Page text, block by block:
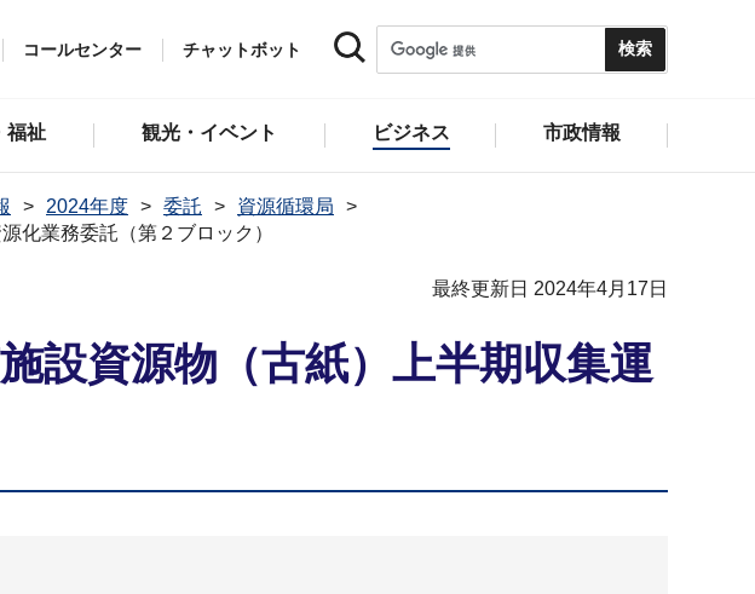
コールセンター チャットボット
福祉 観光・イベント ビジネス 市政情報
2024年度 委託
資源循環局
化業務委託（第２ブロック）
最終更新日 2024年4月17日
設資源物（古紙）上半期収集運